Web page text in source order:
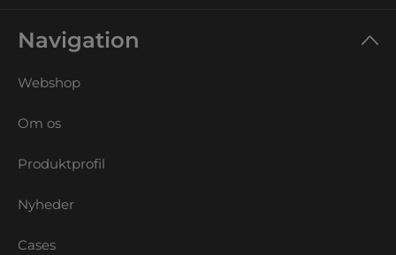
Navigation
Webshop
Om os
Produktprofil
Nyheder
Cases